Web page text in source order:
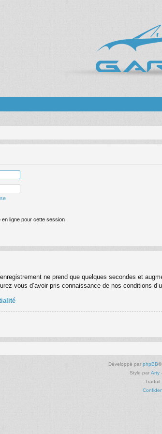
ligne pour cette session
ne prend que quelques secondes et
vous d’avoir pris connaissance de nos conditions
Développé par phpBB®
Style par Arty
Traduit